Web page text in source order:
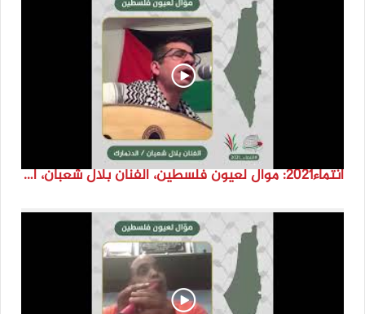
انتماء2021: موال لعيون فلسطين، الفنان بلال شعبان، الدنمارك